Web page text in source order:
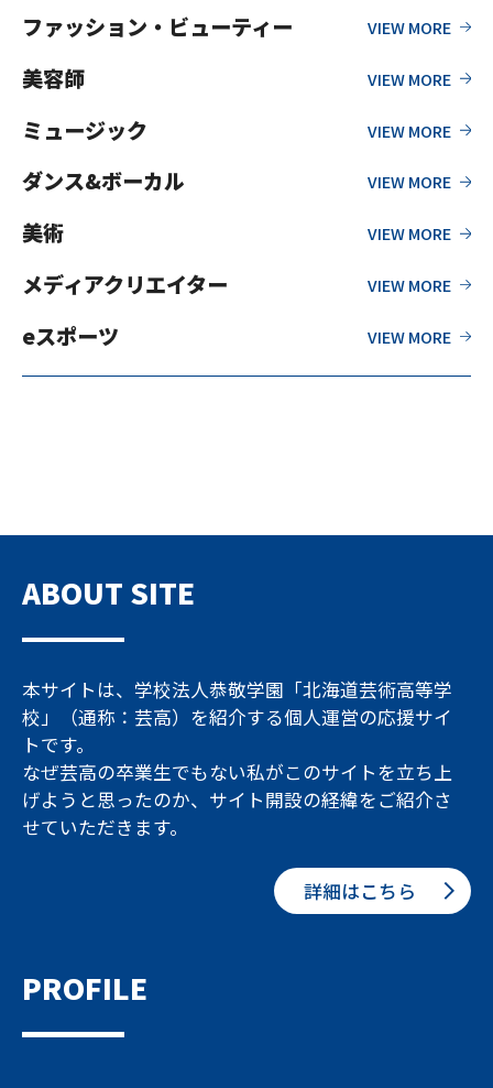
ファッション・ビューティー
美容師
ミュージック
ダンス&ボーカル
美術
メディアクリエイター
eスポーツ
ABOUT SITE
本サイトは、学校法人恭敬学園「北海道芸術高等学
校」（通称：芸高）を紹介する個人運営の応援サイ
トです。
なぜ芸高の卒業生でもない私がこのサイトを立ち上
げようと思ったのか、サイト開設の経緯をご紹介さ
せていただきます。
詳細はこちら
PROFILE